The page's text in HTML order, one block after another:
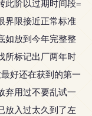
此阶以过期时间段=
界限接近正常标准
如放到今年完整整
所标记出厂两年时
好还在获到的第一
弃用过不要乱试一
放入过太久到了左